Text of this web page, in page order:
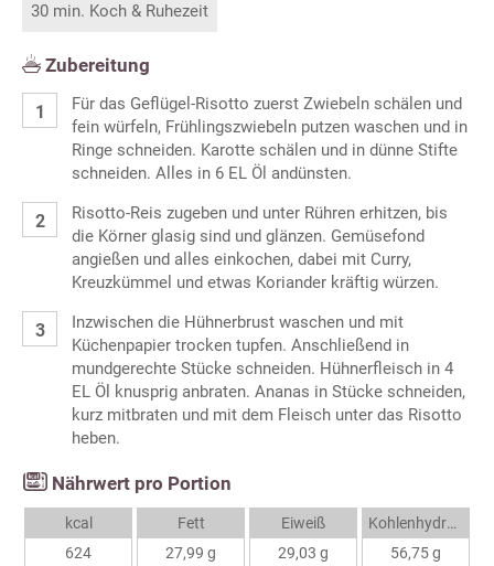
30 min. Koch & Ruhezeit
Zubereitung
Für das Geflügel-Risotto zuerst Zwiebeln schälen und
fein würfeln, Frühlingszwiebeln putzen waschen und in
Ringe schneiden. Karotte schälen und in dünne Stifte
schneiden. Alles in 6 EL Öl andünsten.
Risotto-Reis zugeben und unter Rühren erhitzen, bis
die Körner glasig sind und glänzen. Gemüsefond
angießen und alles einkochen, dabei mit Curry,
Kreuzkümmel und etwas Koriander kräftig würzen.
Inzwischen die Hühnerbrust waschen und mit
Küchenpapier trocken tupfen. Anschließend in
mundgerechte Stücke schneiden. Hühnerfleisch in 4
EL Öl knusprig anbraten. Ananas in Stücke schneiden,
kurz mitbraten und mit dem Fleisch unter das Risotto
heben.
Nährwert pro Portion
kcal
624
Fett
27,99 g
Eiweiß
29,03 g
Kohlenhydrate
56,75 g